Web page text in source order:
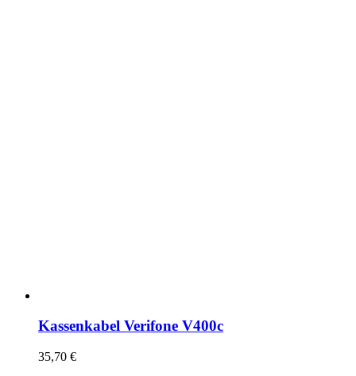
Kassenkabel Verifone V400c
35,70 €